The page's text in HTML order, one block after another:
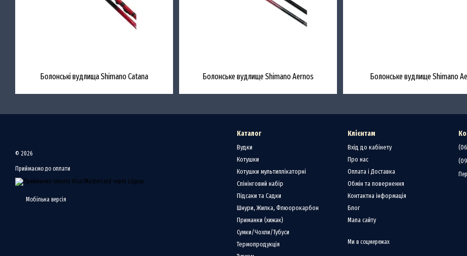
Болонські вудлища Shimano Catana Болонське вудлище Shimano Aernos Болонське вудлище Shimano
© 2026
Приймаємо до оплати
Мобільна версія
Каталог
Вудки
Котушки
Котушки мультиплікаторні
Спінінговий набір
Підсаки та Садки
Шнури, Жилка, Флюорокарбон
Приманки (хижак)
Сумки/Чохли/Тубуси
Термопродукція
Клієнтам
Вхід до кабінету
Про нас
Оплата і Доставка
Обмін та повернення
Контактна інформація
Блог
Мапа сайту
Ми в соцмережах